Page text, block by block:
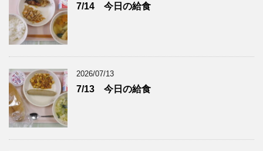
7/14 今日の給食
2026/07/13
7/13 今日の給食